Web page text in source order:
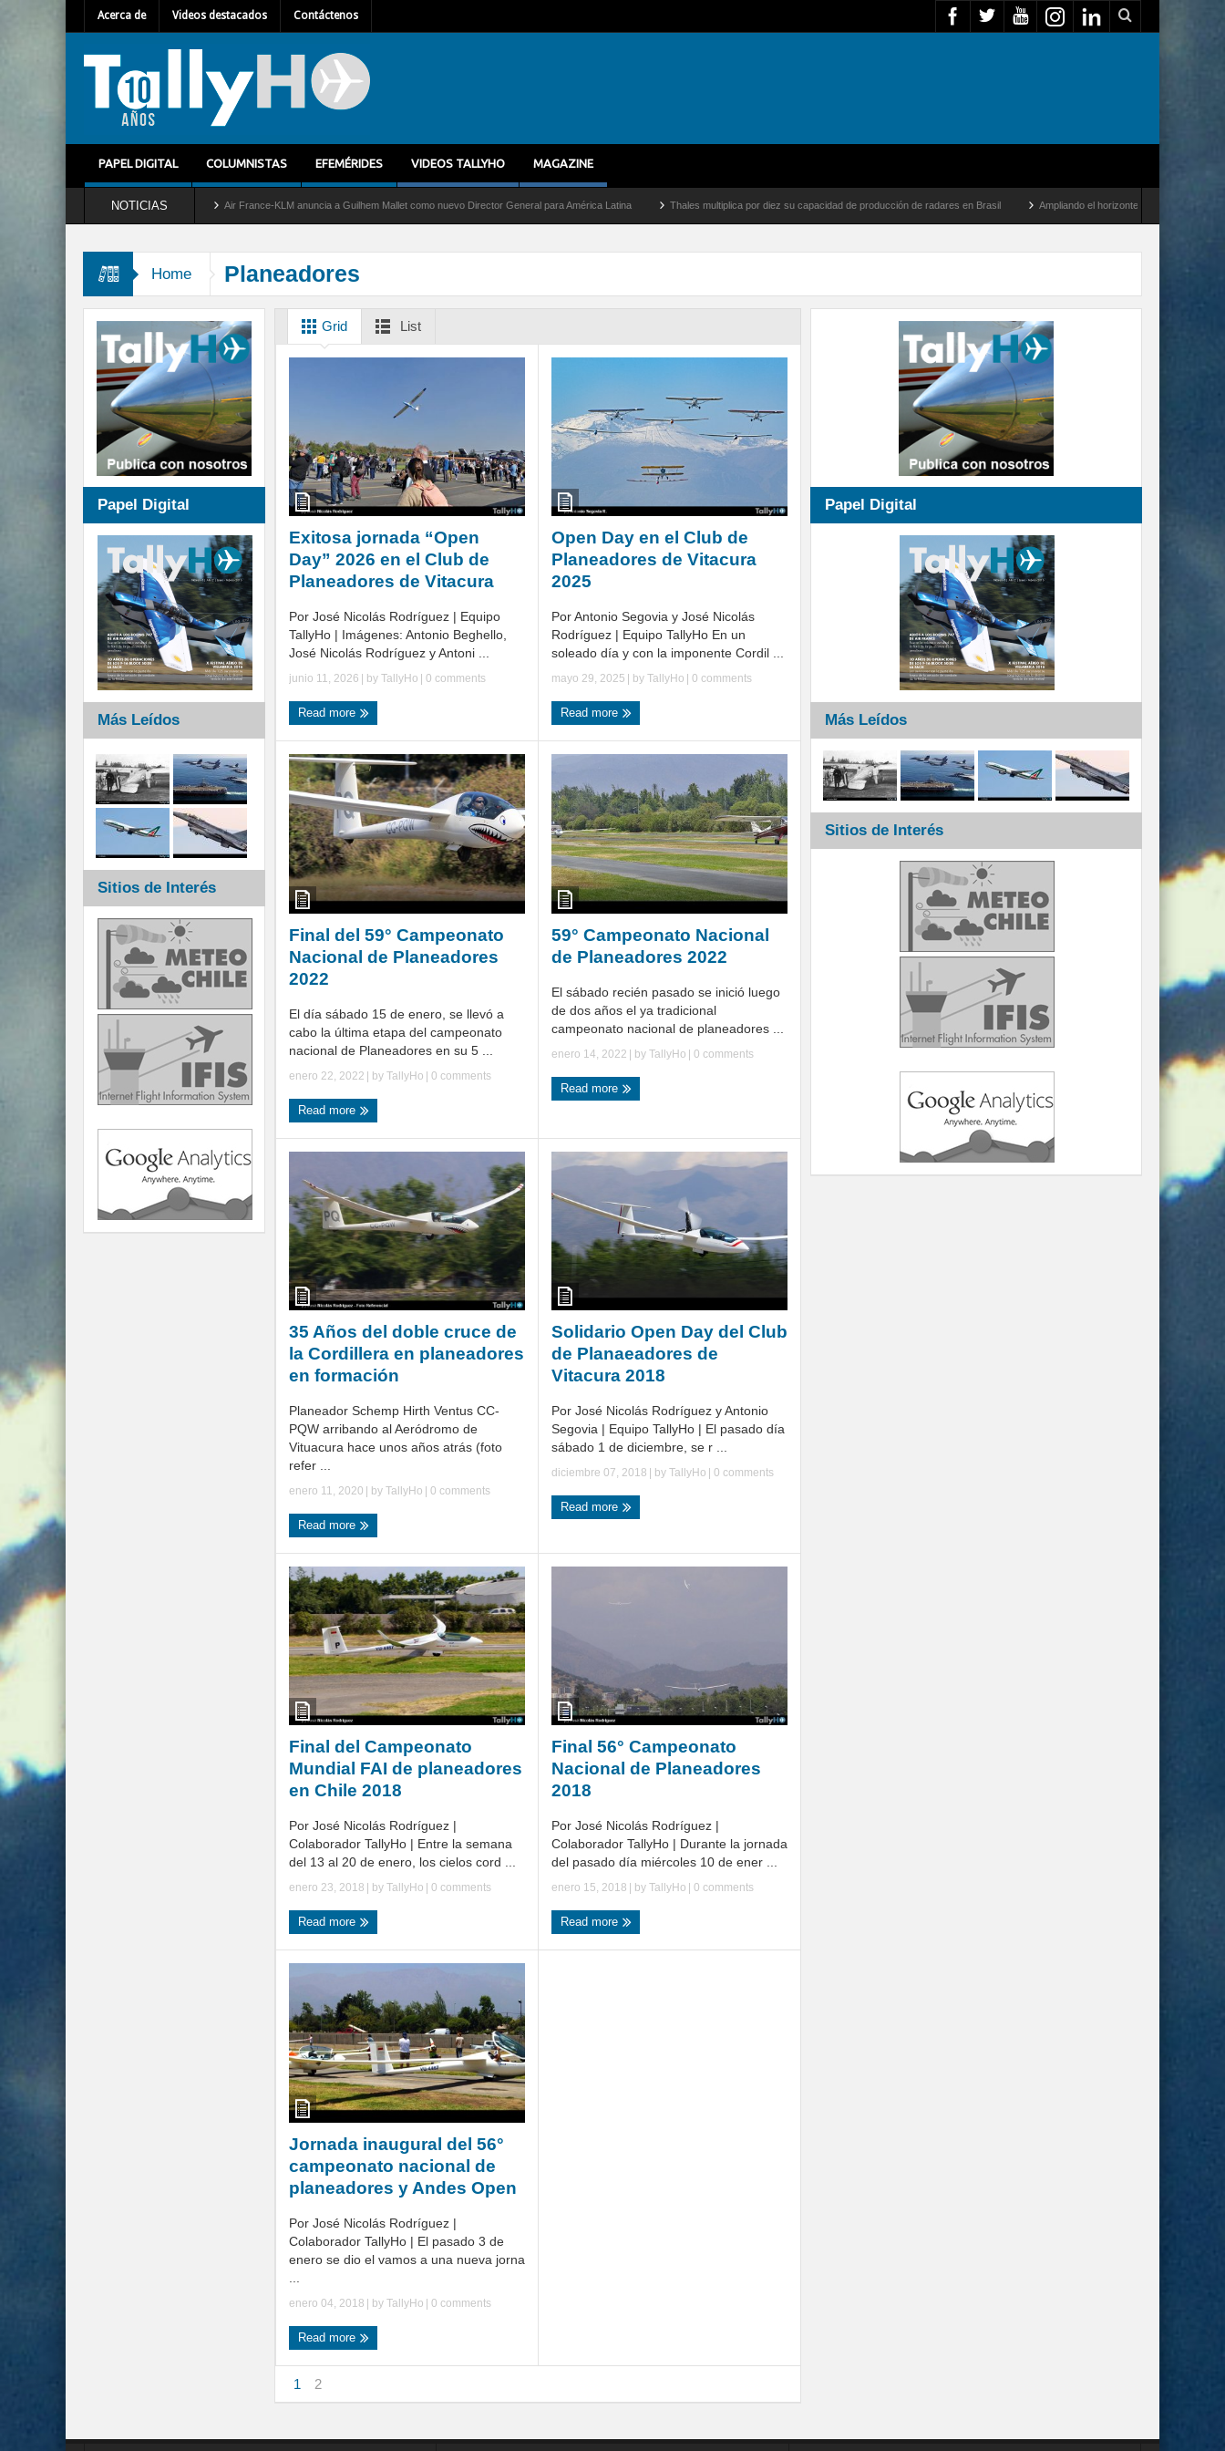
Acerca de Videos destacados Contáctenos
PAPEL DIGITAL COLUMNISTAS EFEMÉRIDES VIDEOS TALLYHO MAGAZINE
NOTICIASAir France-KLM anuncia a Guilhem Mallet como nuevo Director General para América Latina Thales multiplica por diez su capacidad de producción de radares en Brasil Ampliando el horizonte: Dentro del vuelo de desarrollo más
Home Planeadores
Grid List
Exitosa jornada “Open
Day” 2026 en el Club de
Planeadores de Vitacura
Por José Nicolás Rodríguez | Equipo
TallyHo | Imágenes: Antonio Beghello,
José Nicolás Rodríguez y Antoni ...
junio 11, 2026 | by TallyHo 0 comments
Read more
Open Day en el Club de
Planeadores de Vitacura
2025
Por Antonio Segovia y José Nicolás
Rodríguez | Equipo TallyHo En un
soleado día y con la imponente Cordil ...
mayo 29, 2025 | by TallyHo 0 comments
Read more
Final del 59° Campeonato
Nacional de Planeadores
2022
El día sábado 15 de enero, se llevó a
cabo la última etapa del campeonato
nacional de Planeadores en su 5 ...
enero 22, 2022 | by TallyHo | 0 comments
Read more
59° Campeonato Nacional
de Planeadores 2022
El sábado recién pasado se inició luego
de dos años el ya tradicional
campeonato nacional de planeadores ...
enero 14, 2022 | by TallyHo | 0 comments
Read more
35 Años del doble cruce de
la Cordillera en planeadores
en formación
Planeador Schemp Hirth Ventus CC-
PQW arribando al Aeródromo de
Vituacura hace unos años atrás (foto
refer ...
enero 11, 2020 | by TallyHo 0 comments
Read more
Solidario Open Day del Club
de Planaeadores de
Vitacura 2018
Por José Nicolás Rodríguez y Antonio
Segovia | Equipo TallyHo | El pasado día
sábado 1 de diciembre, se r ...
diciembre 07, 2018 | by TallyHo 0 comments
Read more
Final del Campeonato
Mundial FAI de planeadores
en Chile 2018
Por José Nicolás Rodríguez |
Colaborador TallyHo | Entre la semana
del 13 al 20 de enero, los cielos cord ...
enero 23, 2018 | by TallyHo 0 comments
Read more
Final 56° Campeonato
Nacional de Planeadores
2018
Por José Nicolás Rodríguez |
Colaborador TallyHo | Durante la jornada
del pasado día miércoles 10 de ener ...
enero 15, 2018 | by TallyHo 0 comments
Read more
Jornada inaugural del 56°
campeonato nacional de
planeadores y Andes Open
Por José Nicolás Rodríguez |
Colaborador TallyHo | El pasado 3 de
enero se dio el vamos a una nueva jorna
enero 04, 2018 | by TallyHo | 0 comments
Read more
1 2
Papel Digital
Más Leídos
Sitios de Interés
Papel Digital
Más Leídos
Sitios de Interés